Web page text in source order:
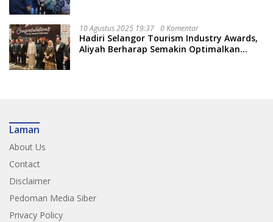
10 Agustus 2025 19:37 0 Komentar
Hadiri Selangor Tourism Industry Awards,
Aliyah Berharap Semakin Optimalkan
Laman
About Us
Contact
Disclaimer
Pedoman Media Siber
Privacy Policy